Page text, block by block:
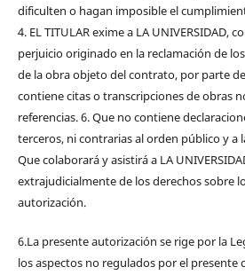
dificulten o hagan imposible el
4. EL TITULAR exime a LA UNIVERSIDAD,
perjuicio originado en la reclamación de
de la obra objeto del contrato, por parte
contiene citas o transcripciones de obras
referencias. 6. Que no contiene
terceros, ni contrarias al orden público y a
Que colaborará y asistirá a LA
extrajudicialmente de los derechos sobre
autorización.
6.La presente autorización se rige por la
los aspectos no regulados por el presente